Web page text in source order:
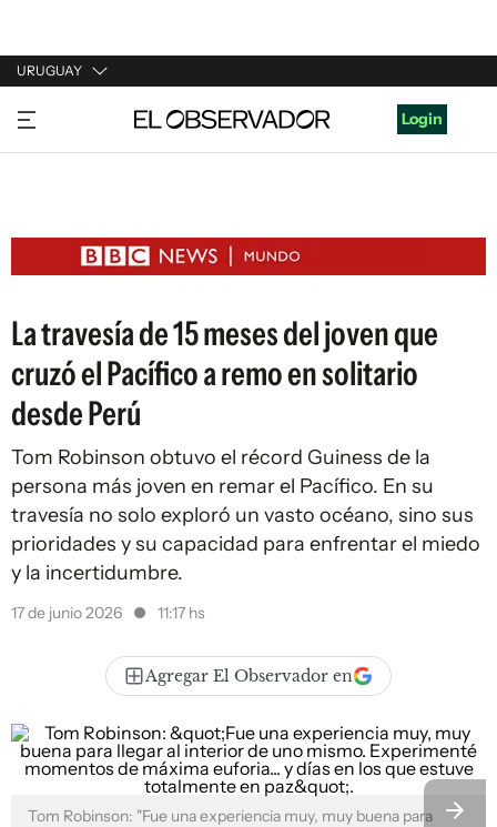
URUGUAY
URUGUAY
ARGENTINA
ESTADOS UNIDOS
Login
La travesía de 15 meses del joven que
cruzó el Pacífico a remo en solitario
desde Perú
Tom Robinson obtuvo el récord Guiness de la
persona más joven en remar el Pacífico. En su
travesía no solo exploró un vasto océano, sino sus
prioridades y su capacidad para enfrentar el miedo
y la incertidumbre.
17 de junio 2026 11:17 hs
Agregar El Observador en
Tom Robinson: "Fue una experiencia muy, muy buena para